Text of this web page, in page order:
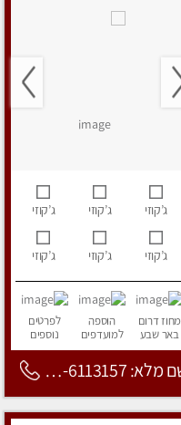
ג’קוזי ג’קוזי ג’קוזי
ג’קוזי ג’קוזי ג’קוזי
מחוז דרום
באר שבע
הוספה
למועדפים
לפרטים
נוספים
שם מלא: 053-6113157